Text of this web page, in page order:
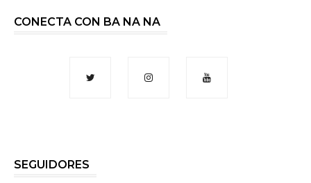
CONECTA CON BA NA NA
SEGUIDORES